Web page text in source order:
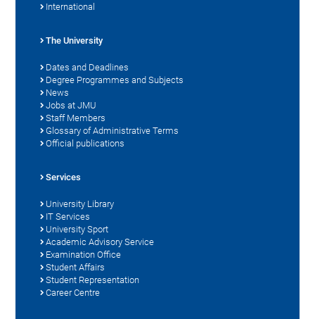
International
The University
Dates and Deadlines
Degree Programmes and Subjects
News
Jobs at JMU
Staff Members
Glossary of Administrative Terms
Official publications
Services
University Library
IT Services
University Sport
Academic Advisory Service
Examination Office
Student Affairs
Student Representation
Career Centre